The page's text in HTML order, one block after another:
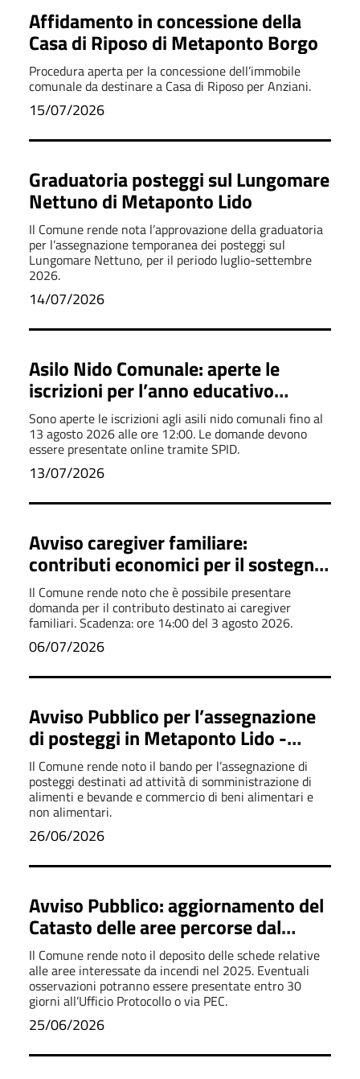
Affidamento in concessione della
Casa di Riposo di Metaponto Borgo
Procedura aperta per la concessione dell’immobile
comunale da destinare a Casa di Riposo per Anziani.
15/07/2026
Graduatoria posteggi sul Lungomare
Nettuno di Metaponto Lido
Il Comune rende nota l’approvazione della graduatoria
per l’assegnazione temporanea dei posteggi sul
Lungomare Nettuno, per il periodo luglio-settembre
2026.
14/07/2026
Asilo Nido Comunale: aperte le
iscrizioni per l’anno educativo
2026/2027
Sono aperte le iscrizioni agli asili nido comunali fino al
13 agosto 2026 alle ore 12:00. Le domande devono
essere presentate online tramite SPID.
13/07/2026
Avviso caregiver familiare:
contributi economici per il sostegno
alla cura
Il Comune rende noto che è possibile presentare
domanda per il contributo destinato ai caregiver
familiari. Scadenza: ore 14:00 del 3 agosto 2026.
06/07/2026
Avviso Pubblico per l’assegnazione
di posteggi in Metaponto Lido -
Lungomare Nettuno
Il Comune rende noto il bando per l’assegnazione di
posteggi destinati ad attività di somministrazione di
alimenti e bevande e commercio di beni alimentari e
non alimentari.
26/06/2026
Avviso Pubblico: aggiornamento del
Catasto delle aree percorse dal
fuoco - aa 2025
Il Comune rende noto il deposito delle schede relative
alle aree interessate da incendi nel 2025. Eventuali
osservazioni potranno essere presentate entro 30
giorni all’Ufficio Protocollo o via PEC.
25/06/2026